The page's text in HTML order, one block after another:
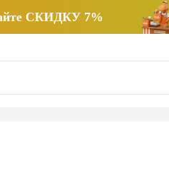
СКИДКУ 7%